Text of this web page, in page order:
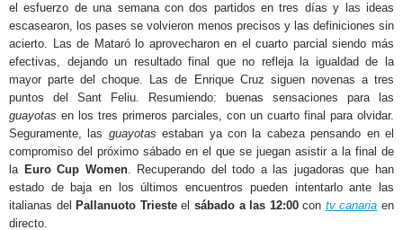
el esfuerzo de una semana con dos partidos en tres días y las ideas
escasearon, los pases se volvieron menos precisos y las definiciones sin
acierto. Las de Mataró lo aprovecharon en el cuarto parcial siendo más
efectivas, dejando un resultado final que no refleja la igualdad de la
mayor parte del choque. Las de Enrique Cruz siguen novenas a tres
puntos del Sant Feliu. Resumiendo: buenas sensaciones para las
guayotas en los tres primeros parciales, con un cuarto final para olvidar.
Seguramente, las guayotas estaban ya con la cabeza pensando en el
compromiso del próximo sábado en el que se juegan asistir a la final de
la Euro Cup Women. Recuperando del todo a las jugadoras que han
estado de baja en los últimos encuentros pueden intentarlo ante las
italianas del Pallanuoto Triesteel sábado a las 12:00con tv canaria en
directo.